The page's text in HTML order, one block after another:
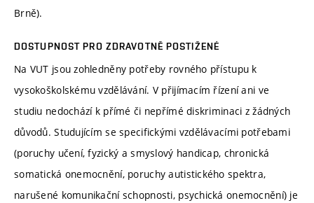
Brně).
DOSTUPNOST PRO ZDRAVOTNĚ POSTIŽENÉ
Na VUT jsou zohledněny potřeby rovného přístupu k
vysokoškolskému vzdělávání. V přijímacím řízení ani ve
studiu nedochází k přímé či nepřímé diskriminaci z žádných
důvodů. Studujícím se specifickými vzdělávacími potřebami
(poruchy učení, fyzický a smyslový handicap, chronická
somatická onemocnění, poruchy autistického spektra,
narušené komunikační schopnosti, psychická onemocnění) je